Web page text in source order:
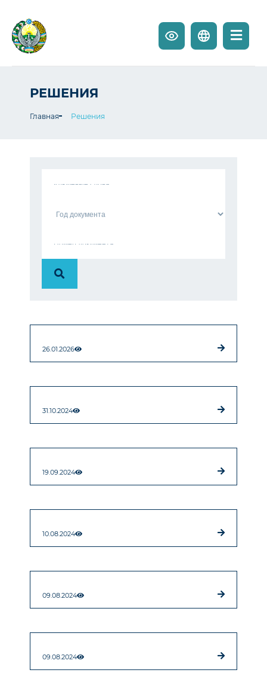
РЕШЕНИЯ
Главная Решения
26.01.2026
31.10.2024
19.09.2024
10.08.2024
09.08.2024
09.08.2024